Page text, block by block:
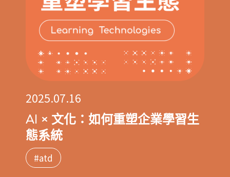
AI × 文化：如何重塑企業學習生
態系統
2025.07.16
#atd